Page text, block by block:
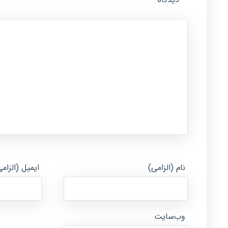
نام (الزامی) ایمیل
وب‌سایت